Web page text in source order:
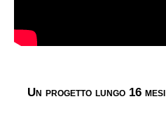
Un progetto lungo 16 mesi